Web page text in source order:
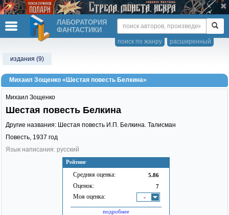
ЛАБОРАТОРИЯ
ФАНТАСТИКИ
расширенный
поиск по жанру
издания (9)
Михаил Зощенко «Шестая повесть Белкина»
Рейтинг
Средняя оценка: 5.86
Оценок: 7
Моя оценка: -
подробнее
Михаил Зощенко
Шестая повесть Белкина
Другие названия: Шестая повесть И.П. Белкина. Талисман
Повесть, 1937 год
Язык написания: русский